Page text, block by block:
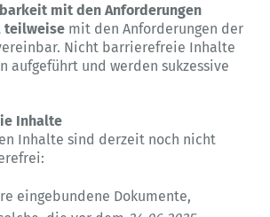
mit den Anforderungen
teilweise mit den Anforderungen der
Nicht barrierefreie Inhalte
aufgeführt und werden sukzessive
Inhalte
Inhalte sind derzeit noch nicht
eingebundene Dokumente,